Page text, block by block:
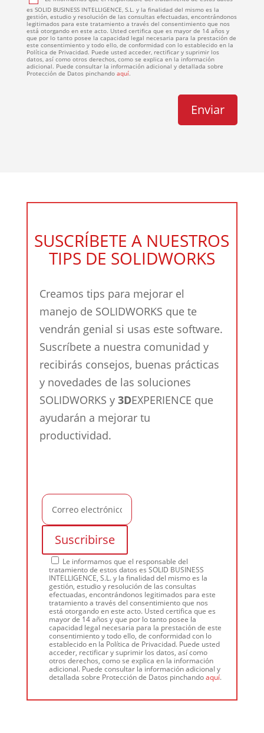
es SOLID BUSINESS INTELLIGENCE, S.L. y la finalidad del mismo es la
gestión, estudio y resolución de las consultas efectuadas, encontrándonos
legitimados para este tratamiento a través del consentimiento que nos
está otorgando en este acto. Usted certifica que es mayor de 14 años y
que por lo tanto posee la capacidad legal necesaria para la prestación de
este consentimiento y todo ello, de conformidad con lo establecido en la
Política de Privacidad. Puede usted acceder, rectificar y suprimir los
datos, así como otros derechos, como se explica en la información
adicional. Puede consultar la información adicional y detallada sobre
Protección de Datos pinchando aquí.
SUSCRÍBETE A NUESTROS
TIPS DE SOLIDWORKS
Creamos tips para mejorar el
manejo de SOLIDWORKS que te
vendrán genial si usas este software.
Suscríbete a nuestra comunidad y
recibirás consejos, buenas prácticas
y novedades de las soluciones
SOLIDWORKS y3DEXPERIENCE que
ayudarán a mejorar tu
productividad.
Le informamos que el responsable del
tratamiento de estos datos es SOLID BUSINESS
INTELLIGENCE, S.L. y la finalidad del mismo es la
gestión, estudio y resolución de las consultas
efectuadas, encontrándonos legitimados para este
tratamiento a través del consentimiento que nos
está otorgando en este acto. Usted certifica que es
mayor de 14 años y que por lo tanto posee la
capacidad legal necesaria para la prestación de este
consentimiento y todo ello, de conformidad con lo
establecido en la Política de Privacidad. Puede usted
acceder, rectificar y suprimir los datos, así como
otros derechos, como se explica en la información
adicional. Puede consultar la información adicional y
detallada sobre Protección de Datos pinchandoaquí.